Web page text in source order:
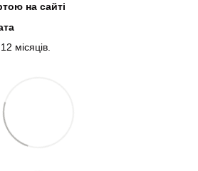
на сайті
місяців.